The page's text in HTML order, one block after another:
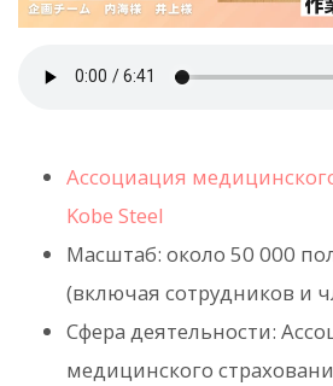
Ассоциация
Kobe Steel
Масштаб: около 50 000
(включая сотрудников и
Сфера деятельности:
медицинского